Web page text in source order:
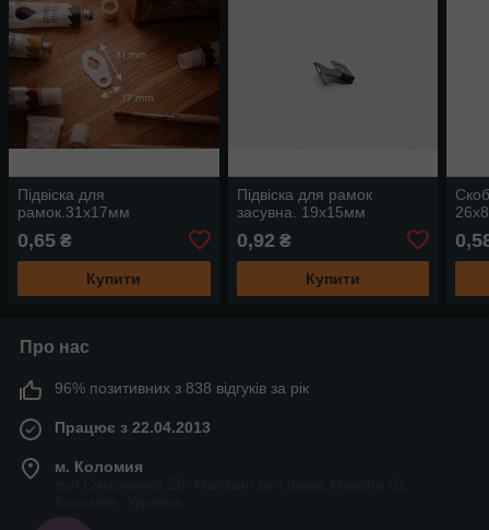
Підвіска для
рамок.31х17мм
0,65 ₴
Купити
Підвіска для рамок
засувна. 19х15мм
0,92 ₴
Купити
Про нас
96% позитивних з 838 відгуків за рік
Працює з 22.04.2013
м. Коломия